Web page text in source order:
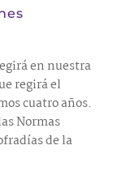
en nuestra
regirá el
cuatro años.
Normas
de la